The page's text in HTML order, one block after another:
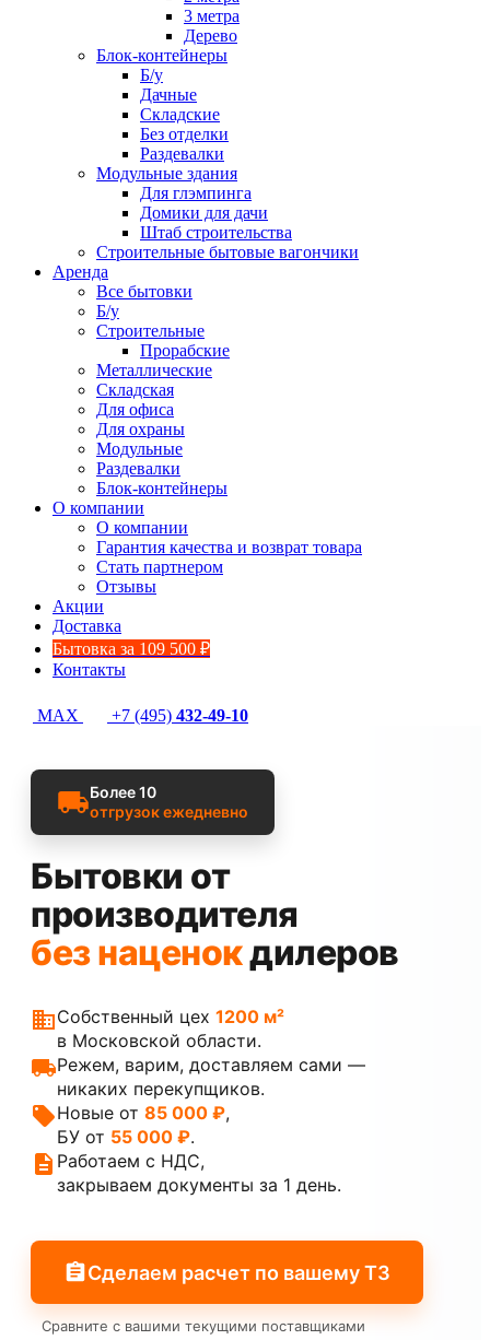
3 метра
Дерево
Блок-контейнеры
Б/у
Дачные
Складские
Без отделки
Раздевалки
Модульные здания
Для глэмпинга
Домики для дачи
Штаб строительства
Строительные бытовые вагончики
Аренда
Все бытовки
Б/у
Строительные
Прорабские
Металлические
Складская
Для офиса
Для охраны
Модульные
Раздевалки
Блок-контейнеры
О компании
О компании
Гарантия качества и возврат товара
Стать партнером
Отзывы
Акции
Доставка
Бытовка за 109 500 ₽
Контакты
MAX +7 (495) 432-49-10
Более 10
отгрузок ежедневно
Бытовки от
производителя
без наценокдилеров
Собственный цех 1200 м²
в Московской области.
Режем, варим, доставляем сами —
никаких перекупщиков.
Новые от 85 000 ₽,
БУ от 55 000 ₽.
Работаем с НДС,
закрываем документы за 1 день.
Сделаем расчет по вашему ТЗ
Сравните с вашими текущими поставщиками